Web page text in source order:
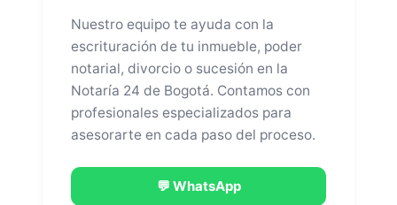
Nuestro equipo te ayuda con la
escrituración de tu inmueble, poder
notarial, divorcio o sucesión en la
Notaría 24 de Bogotá. Contamos con
profesionales especializados para
asesorarte en cada paso del proceso.
💬 WhatsApp